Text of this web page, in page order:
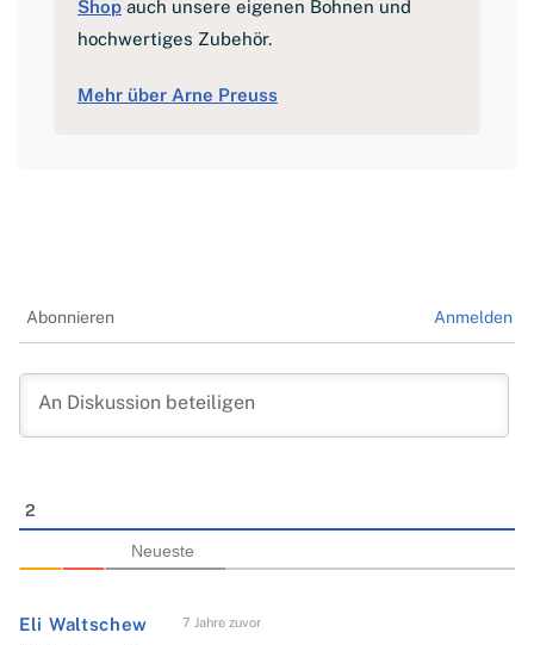
Shop auch unsere eigenen Bohnen und
hochwertiges Zubehör.
Mehr über Arne Preuss
Abonnieren Anmelden
2
Neueste
Eli Waltschew 7 Jahre zuvor